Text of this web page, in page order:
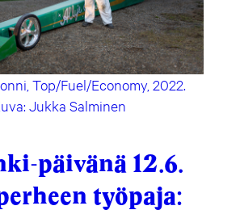
Top/Fuel/Economy, 2022.
Jukka Salminen
päivänä 12.6.
työpaja: